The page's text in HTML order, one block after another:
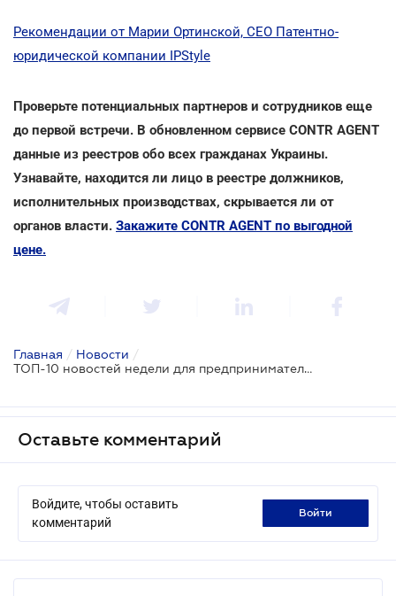
Рекомендации от Марии Ортинской, CEO Патентно-
юридической компании IPStyle
Проверьте потенциальных партнеров и сотрудников еще
до первой встречи. В обновленном сервисе CONTR AGENT
данные из реестров обо всех гражданах Украины.
Узнавайте, находится ли лицо в реестре должников,
исполнительных производствах, скрывается ли от
органов власти. Закажите CONTR AGENT по выгодной
цене.
Главная / Новости /
ТОП-10 новостей недели для предпринимателей
Оставьте комментарий
Войдите, чтобы оставить
комментарий
войти